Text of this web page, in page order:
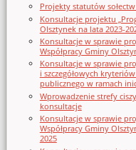
Projekty statutów
Konsultacje projektu
Olsztynek na lata 2023-
Konsultacje w sprawie
Współpracy Gminy
Konsultacje w sprawie
i szczegółowych
publicznego w ramach
Wprowadzenie strefy
konsultacje
Konsultacje w sprawie
Współpracy Gminy
2025